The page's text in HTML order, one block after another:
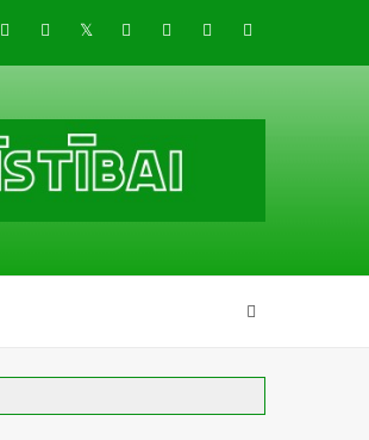
Draugiem
Facebook
TwitterInstagram
LinkedInwhatsapp
RSS